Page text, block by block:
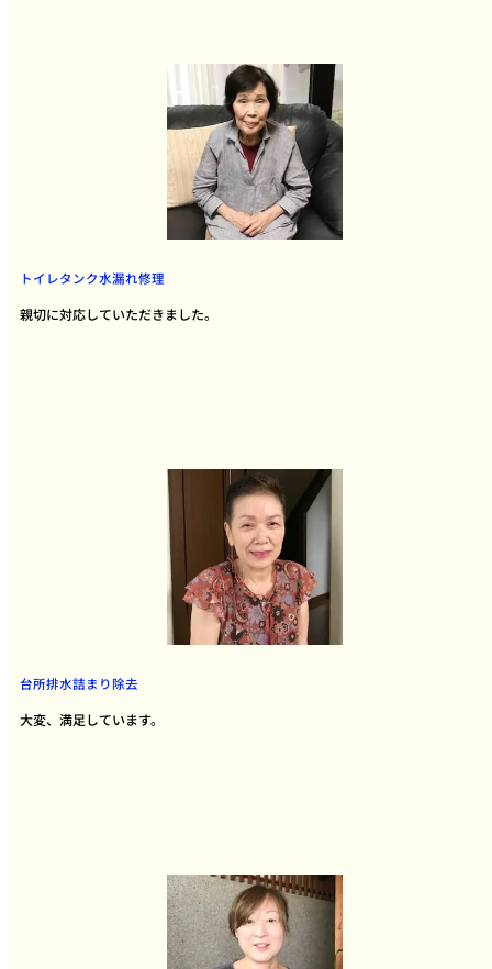
トイレタンク水漏れ修理
親切に対応していただきました。
台所排水詰まり除去
大変、満足しています。